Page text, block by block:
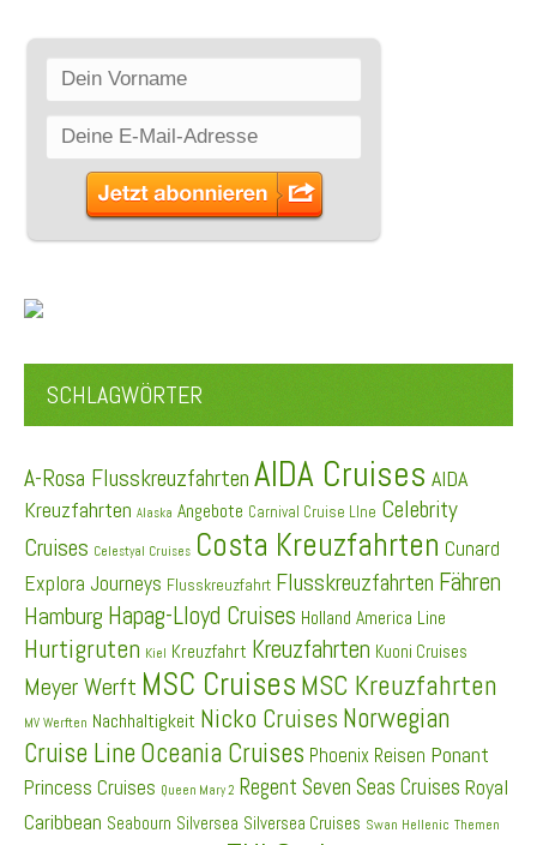
SCHLAGWÖRTER
A-Rosa Flusskreuzfahrten AIDA Cruises AIDA
Kreuzfahrten Alaska Angebote Carnival Cruise LIne Celebrity
Cruises Celestyal Cruises Costa Kreuzfahrten Cunard
Explora Journeys Flusskreuzfahrt Flusskreuzfahrten Fähren
Hamburg Hapag-Lloyd Cruises Holland America Line
Hurtigruten Kiel Kreuzfahrt Kreuzfahrten Kuoni Cruises
Meyer Werft MSC Cruises MSC Kreuzfahrten
MV Werften Nachhaltigkeit Nicko Cruises Norwegian
Cruise Line Oceania Cruises Phoenix Reisen Ponant
Princess Cruises Queen Mary 2 Regent Seven Seas Cruises Royal
Caribbean Seabourn Silversea Silversea Cruises Swan Hellenic Themen